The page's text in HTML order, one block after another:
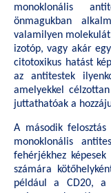
monoklonális
önmagukban
valamilyen
izotóp, vagy akár
citotoxikus hatást
az antitestek
amelyekkel
juttathatóak a
A második
monoklonális
fehérjékhez
számára
például a CD20,